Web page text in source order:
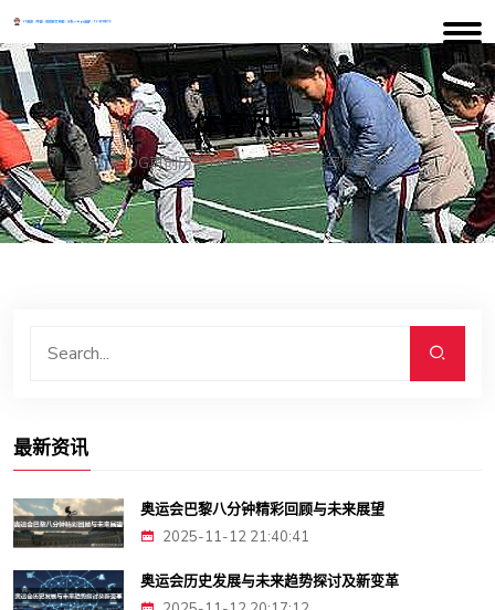
体育热点
OG再创历史 Dota 2双冠神话续写传奇
最新资讯
奥运会巴黎八分钟精彩回顾与未来展望
2025-11-12 21:40:41
奥运会历史发展与未来趋势探讨及新变革